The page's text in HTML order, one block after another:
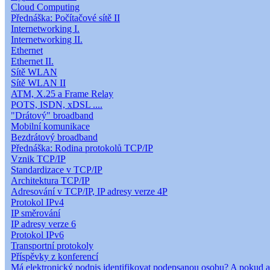
Cloud Computing
Přednáška: Počítačové sítě II
Internetworking I.
Internetworking II.
Ethernet
Ethernet II.
Sítě WLAN
Sítě WLAN II
ATM, X.25 a Frame Relay
POTS, ISDN, xDSL ....
"Drátový" broadband
Mobilní komunikace
Bezdrátový broadband
Přednáška: Rodina protokolů TCP/IP
Vznik TCP/IP
Standardizace v TCP/IP
Architektura TCP/IP
Adresování v TCP/IP, IP adresy verze 4P
Protokol IPv4
IP směrování
IP adresy verze 6
Protokol IPv6
Transportní protokoly
Příspěvky z konferencí
Má elektronický podpis identifikovat podepsanou osobu? A pokud